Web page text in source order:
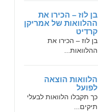
בן לוז – הכירו את
ההלוואות של אמריקן
קרדיט
בן לוז – הכירו את
ההלוואות...
הלוואות הוצאה
לפועל
כך תקבלו הלוואות לבעלי
תיקים...